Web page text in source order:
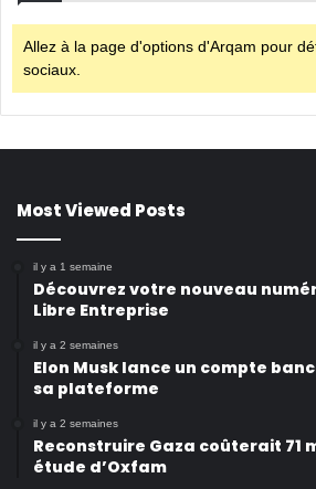
Allez à la page d'options d'Arqam pour
sociaux.
Most Viewed Posts
il y a 1 semaine
Découvrez votre nouveau
Libre Entreprise
il y a 2 semaines
Elon Musk lance un compte
sa plateforme
il y a 2 semaines
Reconstruire Gaza coûterait 71
étude d’Oxfam